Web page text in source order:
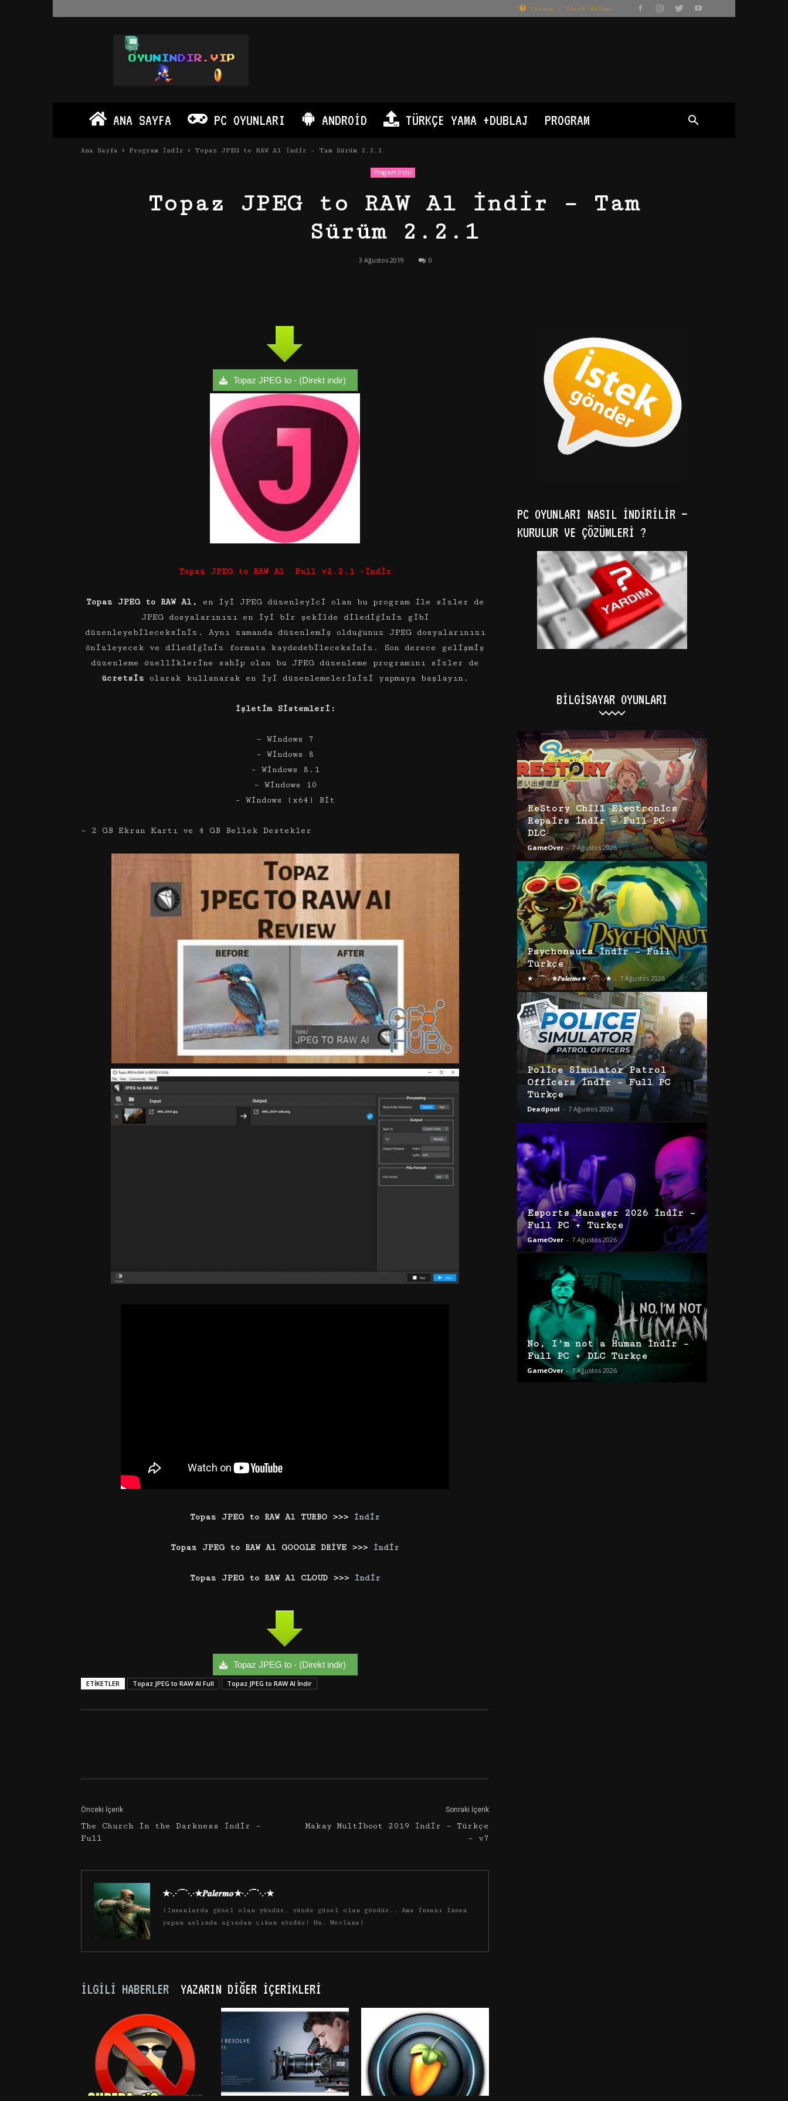
Yardım – İstek Bölümü
Oyun
İndir
PC
Android
ANA SAYFA PC OYUNLARI ANDROID TÜRKÇE YAMA +DUBLAJ PROGRAM
Ana Sayfa Program İndir Topaz JPEG to RAW Al İndir – Tam Sürüm 2.2.1
Program İndir
Topaz JPEG to RAW Al İndir – Tam
Sürüm 2.2.1
3 Ağustos 2019 0
Topaz JPEG to - (Direkt indir)
Topaz JPEG to RAW Al Full v2.2.1–İndir
Topaz JPEG to RAW Al, en iyi JPEG düzenleyici olan bu program ile sizler de
JPEG dosyalarınızı en iyi bir şekilde dilediğiniz gibi
düzenleyebileceksiniz. Aynı zamanda düzenlemiş olduğunuz JPEG dosyalarınızı
önizleyecek ve dilediğiniz formata kaydedebileceksiniz. Son derece gelişmiş
düzenleme özelliklerine sahip olan bu JPEG düzenleme programını sizler de
ücretsiz olarak kullanarak en iyi düzenlemelerinizi yapmaya başlayın.
İşletim Sistemleri:
– Windows 7
– Windows 8
– Windows 8.1
– Windows 10
– Windows (x64) Bit
– 2 GB Ekran Kartı ve 4 GB Bellek Destekler
Topaz JPEG to RAW Al TURBO >>> İndir
Topaz JPEG to RAW Al GOOGLE DRİVE >>> İndir
Topaz JPEG to RAW Al CLOUD >>> İndir
Topaz JPEG to - (Direkt indir)
ETIKETLER Topaz JPEG to RAW Al Full Topaz JPEG to RAW Al İndir
Önceki İçerik
The Church in the Darkness İndir –
Full
Sonraki İçerik
Makay Multiboot 2019 İndir – Türkçe
– v7
★·.·´¯`·.·★𝑷𝒂𝒍𝒆𝒓𝒎𝒐★·.·´¯`·.·★
(İnsanlarda güzel olan yüzdür, yüzde güzel olan gözdür.. Ama insanı insan
yapan aslında ağızdan çıkan sözdür! Hz. Mevlana)
İLGILI HABERLER YAZARIN DIĞER İÇERIKLERI
PC OYUNLARI NASIL İNDIRILIR –
KURULUR VE ÇÖZÜMLERI ?
BILGISAYAR OYUNLARI
ReStory Chill Electronics
Repairs İndir – Full PC +
DLC
GameOver - 7 Ağustos 2026
Psychonauts İndir – Full
Türkçe
★·.·´¯`·.·★𝑷𝒂𝒍𝒆𝒓𝒎𝒐★·.·´¯`·.·★ - 7 Ağustos 2026
Police Simulator Patrol
Officers İndir – Full PC
Türkçe
Deadpool - 7 Ağustos 2026
Esports Manager 2026 İndir –
Full PC + Türkçe
GameOver - 7 Ağustos 2026
No, I’m not a Human İndir –
Full PC + DLC Türkçe
GameOver - 7 Ağustos 2026